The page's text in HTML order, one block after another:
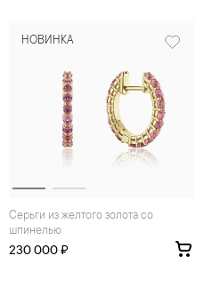
НОВИНКА
Серьги из желтого золота со
шпинелью
230 000 ₽